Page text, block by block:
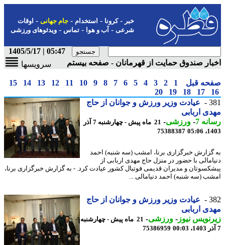
-کرونا-استخدام- جام جهانی-اوقات
شرعی-آب و هوا-تماس-ویدئوهای ورزشی
05:47 | 1405/5/17
صندوق حمایت از قهرمانان - صفحه بیستم
سرویسها
قبل 1
2
3
4
5
6
7
8
9
10
11
12
13
14
15
17
18
19
20
عیادت وزیر ورزش و جوانان از حاج
اربابی
7
-ورزشی-
21 ماه پیش - چهارشنبه 7 آذر
75388387
خبرگزاری برنا، امشب (سه شنبه) احمد
با حضور در منزل حاج مهدی اربابی از
و مدیران قدیمی فوتبال کشور عیادت کرد. - به گزارش خبرگزاری برنا،
(سه شنبه) احمد دنیامالی ...
عیادت وزیر ورزش و جوانان از حاج
اربابی
نیوز-ورزشی-
21 ماه پیش - چهارشنبه
75386959